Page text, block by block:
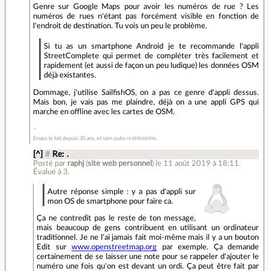
Genre sur Google Maps pour avoir les numéros de rue ? Les
numéros de rues n'étant pas forcément visible en fonction de
l'endroit de destination. Tu vois un peu le problème.
Si tu as un smartphone Android je te recommande l'appli
StreetComplete qui permet de compléter très facilement et
rapidement (et aussi de façon un peu ludique) les données OSM
déjà existantes.
Dommage, j'utilise SailfishOS, on a pas ce genre d'appli dessus.
Mais bon, je vais pas me plaindre, déjà on a une appli GPS qui
marche en offline avec les cartes de OSM.
Emacs le fait depuis 30 ans, et sans pubs ni télémétrie.
[^] # Re: .
Posté par raphj (site web personnel ) le 11 août 2019 à 18:11 .
Évalué à 3.
Autre réponse simple : y a pas d'appli sur
mon OS de smartphone pour faire ca.
Ça ne contredit pas le reste de ton message,
mais beaucoup de gens contribuent en utilisant un ordinateur
traditionnel. Je ne l'ai jamais fait moi-même mais il y a un bouton
Edit surwww.openstreetmap.org par exemple. Ça demande
certainement de se laisser une note pour se rappeler d'ajouter le
numéro une fois qu'on est devant un ordi. Ça peut être fait par